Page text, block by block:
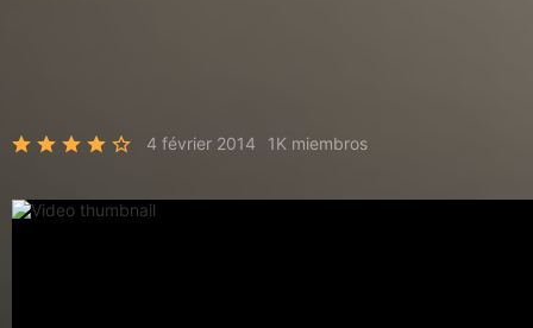
4 février 2014 1K miembros